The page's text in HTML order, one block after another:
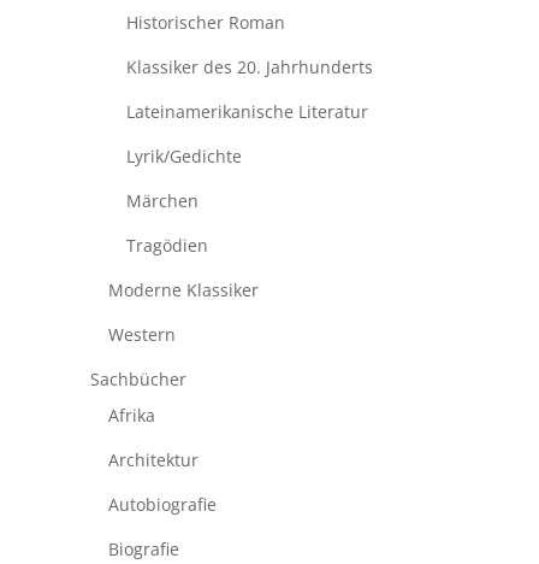
Historischer Roman
Klassiker des 20. Jahrhunderts
Lateinamerikanische Literatur
Lyrik/Gedichte
Märchen
Tragödien
Moderne Klassiker
Western
Sachbücher
Afrika
Architektur
Autobiografie
Biografie